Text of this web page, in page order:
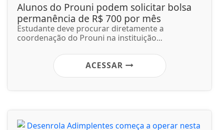
Alunos do Prouni podem solicitar bolsa
permanência de R$ 700 por mês
Estudante deve procurar diretamente a
coordenação do Prouni na instituição...
ACESSAR